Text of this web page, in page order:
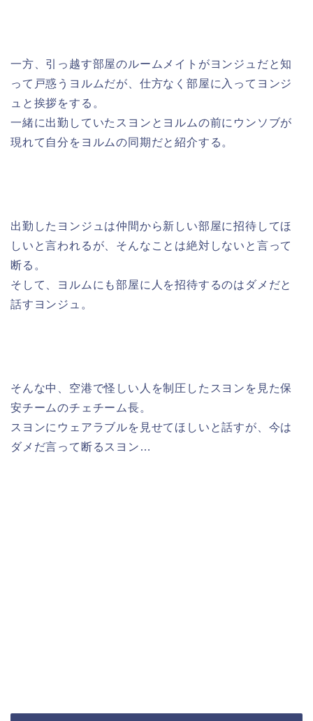
一方、引っ越す部屋のルームメイトがヨンジュだと知
って戸惑うヨルムだが、仕方なく部屋に入ってヨンジ
ュと挨拶をする。
一緒に出勤していたスヨンとヨルムの前にウンソブが
現れて自分をヨルムの同期だと紹介する。
出勤したヨンジュは仲間から新しい部屋に招待してほ
しいと言われるが、そんなことは絶対しないと言って
断る。
そして、ヨルムにも部屋に人を招待するのはダメだと
話すヨンジュ。
そんな中、空港で怪しい人を制圧したスヨンを見た保
安チームのチェチーム長。
スヨンにウェアラブルを見せてほしいと話すが、今は
ダメだ言って断るスヨン…